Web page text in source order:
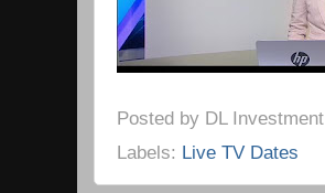
Posted by DL Investment
Labels: Live TV Dates